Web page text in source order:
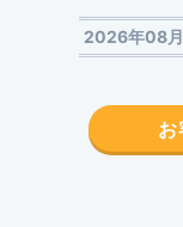
2026年08
お